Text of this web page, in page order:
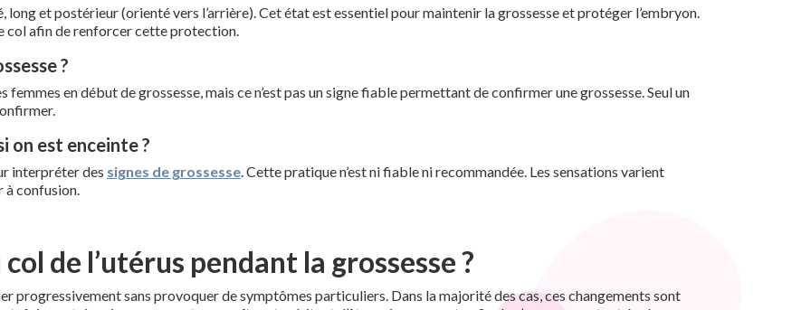
long et postérieur (orienté vers l’arrière). Cet état est essentiel pour maintenir la grossesse et protéger l’embryon.
col afin de renforcer cette protection.
?
en début de grossesse, mais ce n’est pas un signe fiable permettant de confirmer une grossesse. Seul un
on est enceinte ?
interpréter des signes de grossesse. Cette pratique n’est ni fiable ni recommandée. Les sensations varient
à confusion.
de l’utérus pendant la grossesse ?
progressivement sans provoquer de symptômes particuliers. Dans la majorité des cas, ces changements sont